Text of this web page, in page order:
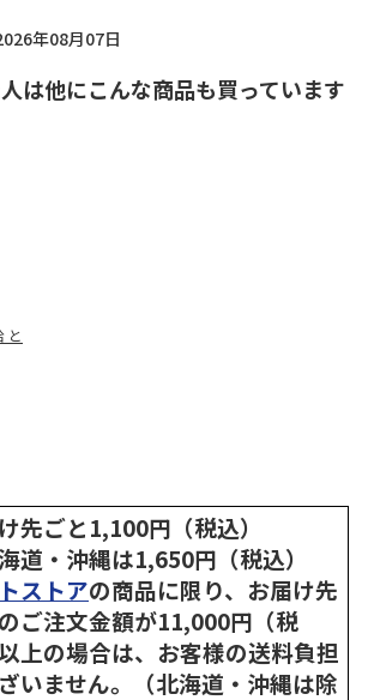
年08月07日
は他にこんな商品も買っています
と
先ごと1,100円（税込）
道・沖縄は1,650円（税込）
ストアの商品に限り、お届け先
ご注文金額が11,000円（税
上の場合は、お客様の送料負担
いません。（北海道・沖縄は除